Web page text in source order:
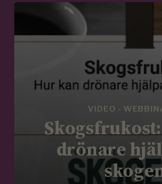
VIDEO -
drönare